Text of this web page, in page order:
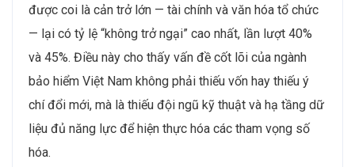
được coi là cản trở lớn — tài chính và văn hóa tổ chức
— lại có tỷ lệ “không trở ngại” cao nhất, lần lượt 40%
và 45%. Điều này cho thấy vấn đề cốt lõi của ngành
bảo hiểm Việt Nam không phải thiếu vốn hay thiếu ý
chí đổi mới, mà là thiếu đội ngũ kỹ thuật và hạ tầng dữ
liệu đủ năng lực để hiện thực hóa các tham vọng số
hóa.